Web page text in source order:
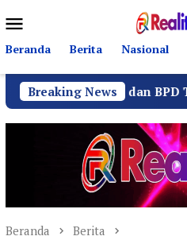
ke
kontenMobile
Beranda Berita Nasional
Breaking News
dan BPD Tuntut
Beranda Berita